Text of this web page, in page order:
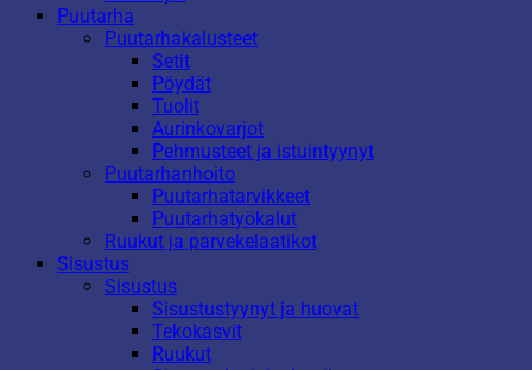
Puutarha
Puutarhakalusteet
Setit
Pöydät
Tuolit
Aurinkovarjot
Pehmusteet ja istuintyynyt
Puutarhanhoito
Puutarhatarvikkeet
Puutarhatyökalut
Ruukut ja parvekelaatikot
Sisustus
Sisustus
Sisustustyynyt ja huovat
Tekokasvit
Ruukut